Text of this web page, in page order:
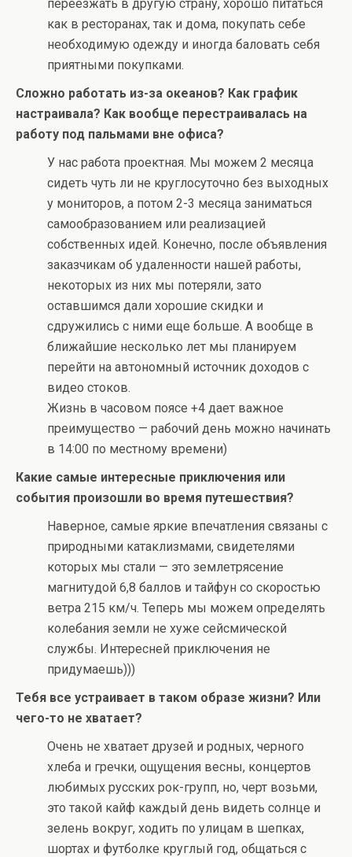
переезжать в другую страну, хорошо питаться
как в ресторанах, так и дома, покупать себе
необходимую одежду и иногда баловать себя
приятными покупками.
Сложно работать из-за океанов? Как график
настраивала? Как вообще перестраивалась на
работу под пальмами вне офиса?
У нас работа проектная. Мы можем 2 месяца
сидеть чуть ли не круглосуточно без выходных
у мониторов, а потом 2-3 месяца заниматься
самообразованием или реализацией
собственных идей. Конечно, после объявления
заказчикам об удаленности нашей работы,
некоторых из них мы потеряли, зато
оставшимся дали хорошие скидки и
сдружились с ними еще больше. А вообще в
ближайшие несколько лет мы планируем
перейти на автономный источник доходов с
видео стоков.
Жизнь в часовом поясе +4 дает важное
преимущество — рабочий день можно начинать
в 14:00 по местному времени)
Какие самые интересные приключения или
события произошли во время путешествия?
Наверное, самые яркие впечатления связаны с
природными катаклизмами, свидетелями
которых мы стали — это землетрясение
магнитудой 6,8 баллов и тайфун со скоростью
ветра 215 км/ч. Теперь мы можем определять
колебания земли не хуже сейсмической
службы. Интересней приключения не
придумаешь)))
Тебя все устраивает в таком образе жизни? Или
чего-то не хватает?
Очень не хватает друзей и родных, черного
хлеба и гречки, ощущения весны, концертов
любимых русских рок-групп, но, черт возьми,
это такой кайф каждый день видеть солнце и
зелень вокруг, ходить по улицам в шепках,
шортах и футболке круглый год, общаться с